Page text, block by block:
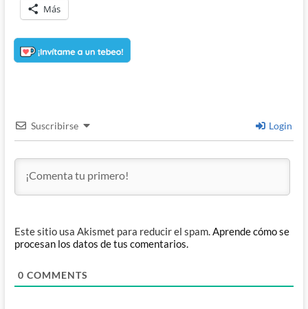
Más
Suscribirse Login
Este sitio usa Akismet para reducir el spam.Aprende cómo se
procesan los datos de tus comentarios.
0 COMMENTS